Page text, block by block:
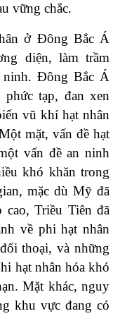
vững chắc.
ở Đông Bắc Á
diện, làm trầm
ninh. Đông Bắc Á
tạp, đan xen
vũ khí hạt nhân
mặt, vấn đề hạt
vấn đề an ninh
khó khăn trong
mặc dù Mỹ đã
Triều Tiên đã
về phi hạt nhân
thoại, và những
hạt nhân hóa khó
Mặt khác, nguy
khu vực đang có